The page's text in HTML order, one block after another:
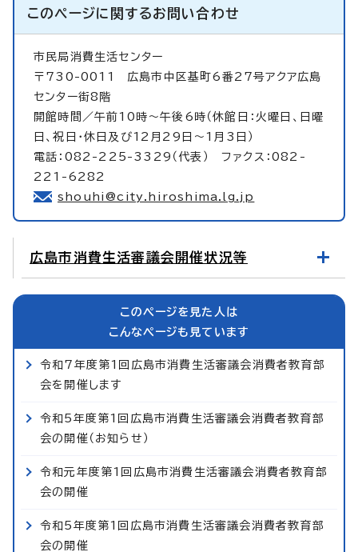
このページに関するお問い合わせ
市民局消費生活センター
〒730-0011 広島市中区基町6番27号アクア広島
センター街8階
開館時間／午前10時～午後6時（休館日：火曜日、日曜
日、祝日・休日及び12月29日～1月3日）
電話：082-225-3329（代表） ファクス：082-
221-6282
shouhi@city.hiroshima.lg.jp
広島市消費生活審議会開催状況等
このページを見た人は
こんなページも見ています
令和7年度第1回広島市消費生活審議会消費者教育部
会を開催します
令和5年度第1回広島市消費生活審議会消費者教育部
会の開催（お知らせ）
令和元年度第1回広島市消費生活審議会消費者教育部
会の開催
令和5年度第1回広島市消費生活審議会消費者教育部
会の開催